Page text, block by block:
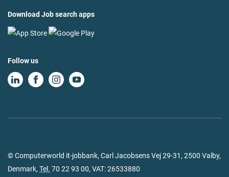
Download Job search apps
Follow us
© Computerworld it-jobbank, Carl Jacobsens Vej 29-31, 2500 Valby,
Denmark, Tel. 70 22 93 00, VAT: 26533880